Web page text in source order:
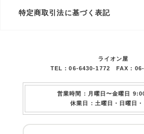
特定商取引法に基づく表記
ライオン屋
TEL：06-6430-1772 FAX：
営業時間：月曜日〜金曜日
休業日：土曜日・日曜日・